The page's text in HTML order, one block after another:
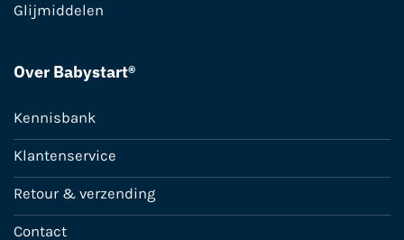
Glijmiddelen
Over Babystart®
Kennisbank
Klantenservice
Retour & verzending
Contact